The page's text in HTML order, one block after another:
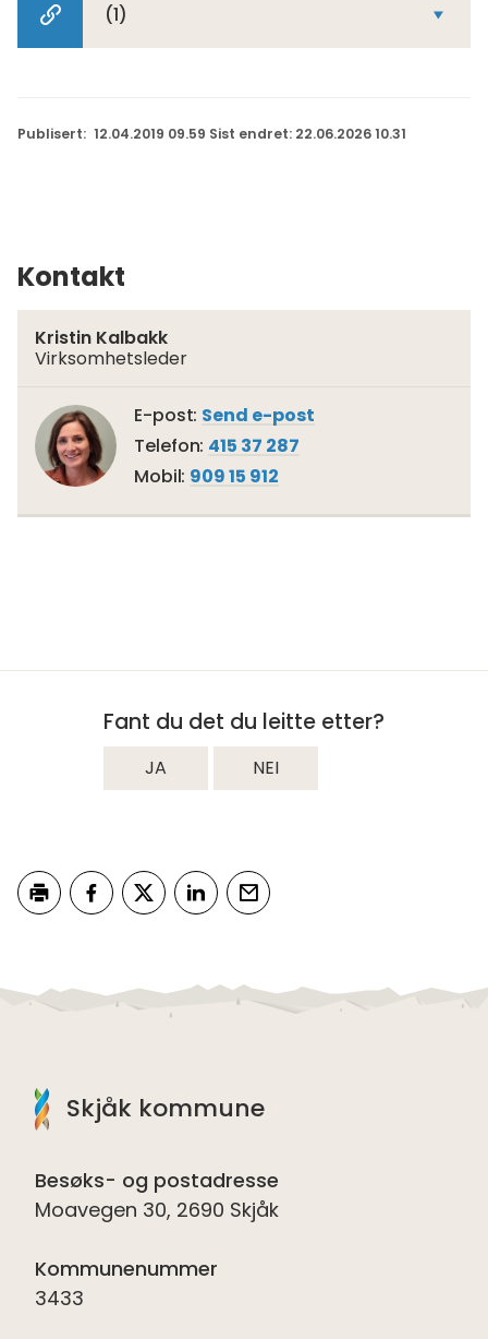
Relatert
innhold
(1)
Publisert 12.04.2019 09.59 Sist endret 22.06.2026 10.31
Kontakt
Kristin Kalbakk
Virksomhetsleder
E-post Send e-postTil
Telefon 415 37 287
Mobil 909 15 912
Fant du det du leitte etter?
JA NEI
Skjåk kommune
Besøks- og postadresse
Moavegen 30, 2690 Skjåk
Kommunenummer
3433